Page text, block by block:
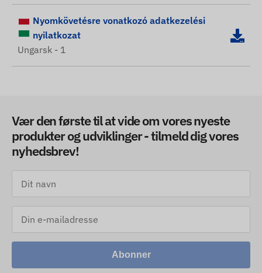
Nyomkövetésre vonatkozó adatkezelési
nyilatkozat
Ungarsk - 1
Vær den første til at vide om vores nyeste
produkter og udviklinger - tilmeld dig vores
nyhedsbrev!
Abonner